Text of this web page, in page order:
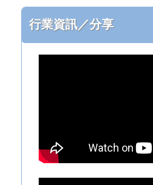
行業資訊／分享